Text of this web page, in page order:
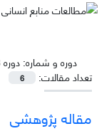
دوره و شماره:دوره 13، شماره 2، بهار 1402
تعداد مقالات:
6
مقاله پژوهشی